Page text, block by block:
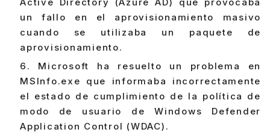
un fallo en el aprovisionamiento masivo
cuando se utilizaba un paquete de
aprovisionamiento.
Microsoft ha resuelto un problema en
MSInfo.exe que informaba incorrectamente
el estado de cumplimiento de la política de
modo de usuario de Windows Defender
Application Control (WDAC).